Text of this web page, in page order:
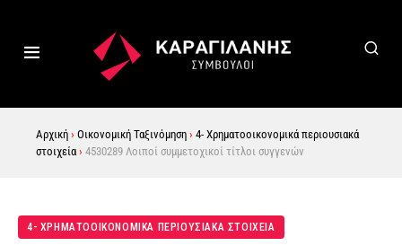
Αρχική › Οικονομική Ταξινόμηση › 4- Χρηματοοικονομικά περιουσιακά
στοιχεία › 4530289 Λοιποί συμμετοχικοί τίτλοι συγγενών
4- ΧΡΗΜΑΤΟΟΙΚΟΝΟΜΙΚΑ ΠΕΡΙΟΥΣΙΑΚΑ ΣΤΟΙΧΕΙΑ